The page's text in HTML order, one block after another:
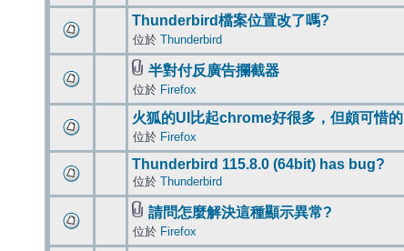
Thunderbird檔案位置改了嗎?
位於 Thunderbird
半對付反廣告攔截器
位於 Firefox
火狐的UI比起chrome好很多，但頗可惜的
位於 Firefox
Thunderbird 115.8.0 (64bit) has bug?
位於 Thunderbird
請問怎麼解決這種顯示異常?
位於 Firefox